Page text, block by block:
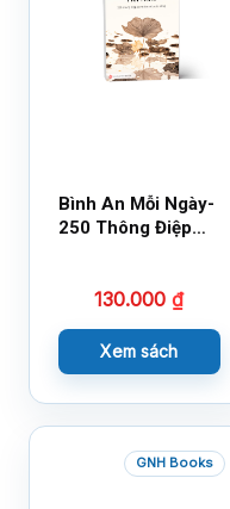
Bình An Mỗi Ngày-
250 Thông Điệp
130.000₫
Xem sách
GNH Books